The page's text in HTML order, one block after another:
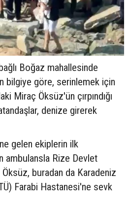
Boğaz mahallesinde
bilgiye göre, serinlemek için
Miraç Öksüz'ün çırpındığı
denize girerek
gelen ekiplerin ilk
ambulansla Rize Devlet
Öksüz, buradan da Karadeniz
Farabi Hastanesi'ne sevk